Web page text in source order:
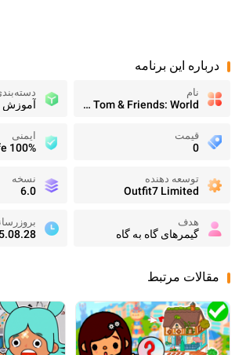
درباره این برنامه
نام
Talking Tom & Friends: World آموزش
قیمت
0
ایمنی
100% Safe
توسعه دهنده
Outfit7 Limited
نسخه
6.0
هدف
گیمرهای گاه به گاه
مقالات مرتبط